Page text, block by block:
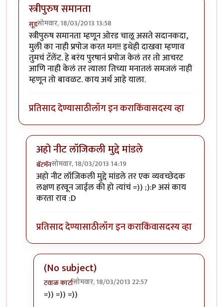
स्त्रीपुरुष समानता
सूडसोमवार, 18/03/2013 13:58
स्त्रीपुरुष समानता म्हणून ओरड चालू असते सदानकदा,
मुली का नाही प्रपोज करत मग!! इथेही दाखवा म्हणाव
तुमचं टॅलेंट. हे बरंय पुरषानं प्रपोज केलं तर तो आचरट
आणि नाही केलं तर त्याला तिच्या मनातलं समजलं नाही
म्हणून तो बावळट. काय अर्थ आहे याला.
प्रतिसाद देण्यासाठीलॉग इन कराकिंवासदस्य व्हा
अहो नीट लॉजिकली मुद्दे मांडले
बॅटमॅनसोमवार, 18/03/2013 14:19
In reply toस्त्रीपुरुष समानताbyसूड
अहो नीट लॉजिकली मुद्दे मांडले तर एक व्यवच्छेदक
लक्षण हरवून जाईल की हो त्यांचं =)) ;):P असं काय
करता राव :D
प्रतिसाद देण्यासाठीलॉग इन कराकिंवासदस्य व्हा
(No subject)
टवाळ कार्टासोमवार, 18/03/2013 22:57
In reply to
=)) =)) =))